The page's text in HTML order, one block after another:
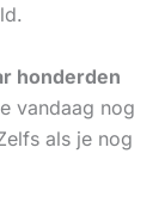
honderden
vandaag nog
als je nog